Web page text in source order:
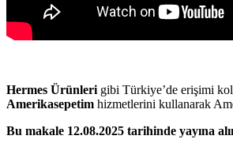
Hermes Ürünleri gibi Türkiye’de erişimi
Amerikasepetim hizmetlerini kullanarak
Bu makale 12.08.2025 tarihinde yayına